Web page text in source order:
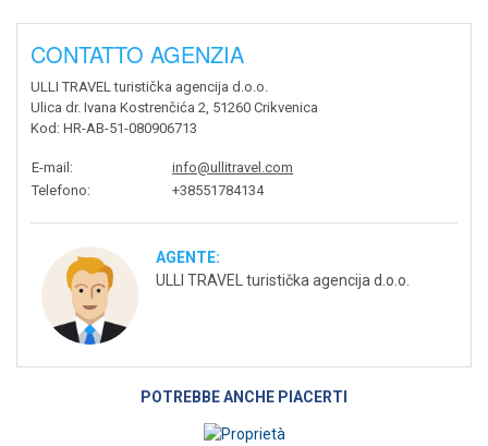
CONTATTO AGENZIA
ULLI TRAVEL turistička agencija d.o.o.
Ulica dr. Ivana Kostrenčića 2, 51260 Crikvenica
Kod: HR-AB-51-080906713
E-mail:
info@ullitravel.com
Telefono: +38551784134
AGENTE:
ULLI TRAVEL turistička agencija d.o.o.
POTREBBE ANCHE PIACERTI